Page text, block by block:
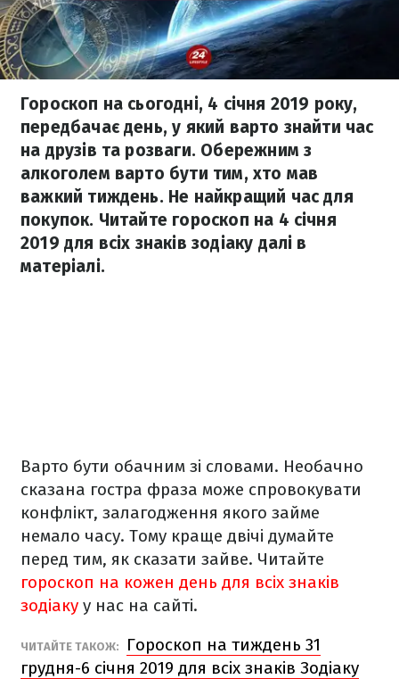
Гороскоп на сьогодні, 4 січня 2019 року,
передбачає день, у який варто знайти час
на друзів та розваги. Обережним з
алкоголем варто бути тим, хто мав
важкий тиждень. Не найкращий час для
покупок. Читайте гороскоп на 4 січня
2019 для всіх знаків зодіаку далі в
матеріалі.
Варто бути обачним зі словами. Необачно
сказана гостра фраза може спровокувати
конфлікт, залагодження якого займе
немало часу. Тому краще двічі думайте
перед тим, як сказати зайве. Читайте
гороскоп на кожен день для всіх знаків
зодіаку у нас на сайті.
ЧИТАЙТЕ ТАКОЖ:
Гороскоп на тиждень 31
грудня-6 січня 2019 для всіх знаків Зодіаку